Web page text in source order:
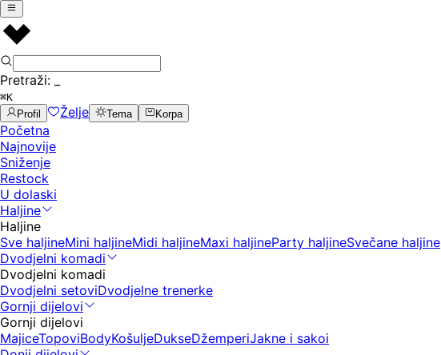
Pretraži:
⌘K
Profil
Želje Tema Korpa
Početna
Najnovije
Sniženje
Restock
U dolaski
Haljine
Haljine
Sve haljineMini haljineMidi haljineMaxi haljineParty haljineSvečane haljine
Dvodjelni komadi
Dvodjelni komadi
Dvodjelni setoviDvodjelne trenerke
Gornji dijelovi
Gornji dijelovi
MajiceTopoviBodyKošuljeDukseDžemperiJakne i sakoi